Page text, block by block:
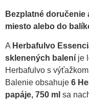
Bezplatné doručenie
miesto alebo do
A Herbafulvo
sklenených balení je
Herbafulvo s
Balenie obsahuje 6
papáje, 750 ml sa